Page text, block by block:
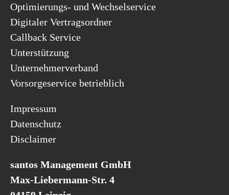
Optimierungs- und Wechselservice
Digitaler Vertragsordner
Callback Service
Unterstützung
Unternehmerverband
Vorsorgeservice betrieblich
Impressum
Datenschutz
Disclaimer
santos Management GmbH
Max-Liebermann-Str. 4